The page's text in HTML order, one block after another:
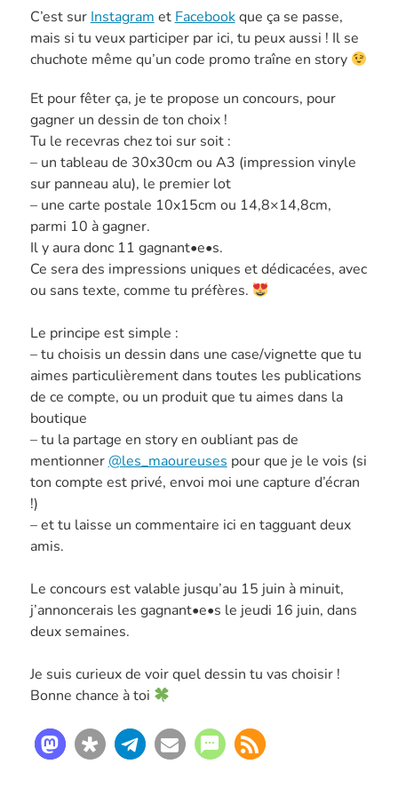
C’est sur Instagram et Facebookque ça se passe,
mais si tu veux participer par ici, tu peux aussi ! Il se
chuchote même qu’un code promo traîne en story
Et pour fêter ça, je te propose un concours, pour
gagner un dessin de ton choix !
Tu le recevras chez toi sur soit :
– un tableau de 30x30cm ou A3 (impression vinyle
sur panneau alu), le premier lot
– une carte postale 10x15cm ou 14,8×14,8cm,
parmi 10 à gagner.
Il y aura donc 11 gagnant•e•s.
Ce sera des impressions uniques et dédicacées, avec
ou sans texte, comme tu préfères.
Le principe est simple :
– tu choisis un dessin dans une case/vignette que tu
aimes particulièrement dans toutes les publications
de ce compte, ou un produit que tu aimes dans la
boutique
– tu la partage en story en oubliant pas de
mentionner @les_maoureuses pour que je le vois (si
ton compte est privé, envoi moi une capture d’écran
!)
– et tu laisse un commentaire ici en tagguant deux
amis.
Le concours est valable jusqu’au 15 juin à minuit,
j’annoncerais les gagnant•e•s le jeudi 16 juin, dans
deux semaines.
Je suis curieux de voir quel dessin tu vas choisir !
Bonne chance à toi